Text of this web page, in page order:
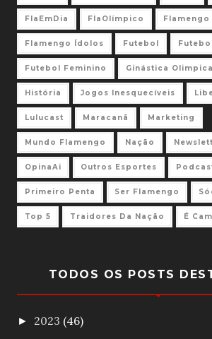
FlaEmDia FlaOlímpico Flamengo
Flamengo Ídolos Futebol
Futebol Feminino Ginástica Olimpica
História Jogos Inesquecíveis
Lulucast Maracanã Marketing
Mundo Flamengo Nação
OpinaAi Outros Esportes
Primeiro Penta Ser Flamengo
Top 5 Traidores Da Nação É
TODOS OS POSTS
► 2023 (46)